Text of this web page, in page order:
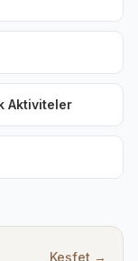
Aktiviteler
Keşfet →